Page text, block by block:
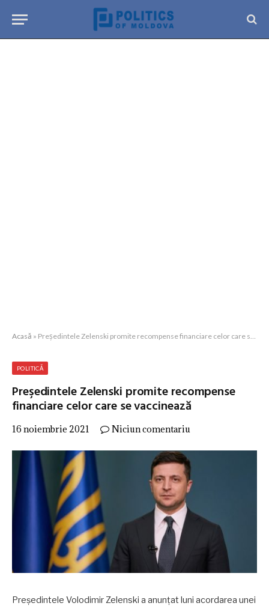
Acasă » Preşedintele Zelenski promite recompense financiare celor care se vaccinează
POLITICĂ
Preşedintele Zelenski promite recompense
financiare celor care se vaccinează
16 noiembrie 2021 Niciun comentariu
Preşedintele Volodimir Zelenski a anunţat luni acordarea unei